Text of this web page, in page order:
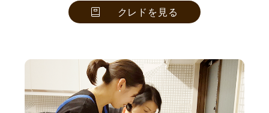
クレドを見る